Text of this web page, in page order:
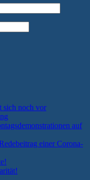
sich noch vor
auf
einer Corona-